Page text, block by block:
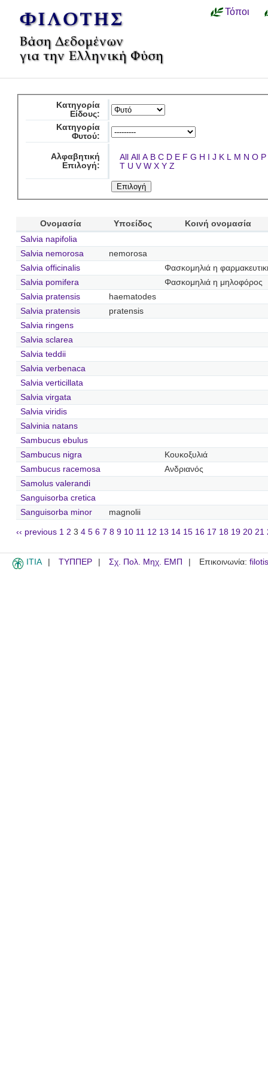
Τόποι
Κατηγορία
Είδους:
Κατηγορία
Φυτού:
Αλφαβητική
Επιλογή:
All All A B C D E F G H I J K L M N O P
T U V W X Y Z
Ονομασία Υποείδος
Κοινή ονομασία
Salvia napifolia
Salvia nemorosa
nemorosa
Salvia officinalis
Φασκομηλιά η
Salvia pomifera
Φασκομηλιά η μηλοφόρος
Salvia pratensis
haematodes
Salvia pratensis
pratensis
Salvia ringens
Salvia sclarea
Salvia teddii
Salvia verbenaca
Salvia verticillata
Salvia virgata
Salvia viridis
Salvinia natans
Sambucus ebulus
Sambucus nigra
Κουκοξυλιά
Sambucus racemosa
Ανδριανός
Samolus valerandi
Sanguisorba cretica
Sanguisorba minor
magnolii
‹‹ previous 1 2 3 4 5 6 7 8 9 10 11 12 13 14 15 16 17 18 19 20 21
ITIA ΤΥΠΠΕΡ Σχ. Πολ. Μηχ. ΕΜΠ Επικοινωνία: